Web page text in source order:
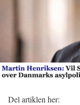
Del artiklen her: